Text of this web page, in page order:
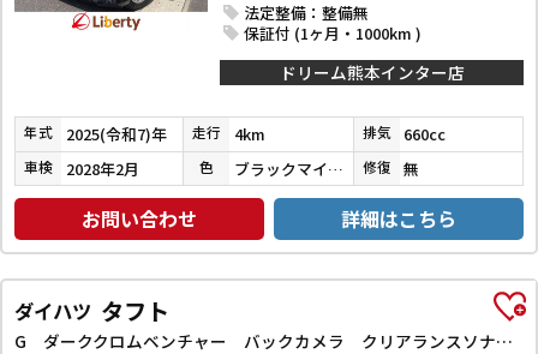
法定整備：整備無
保証付 (1ヶ月・1000km )
ドリーム熊本インター店
年式 2025(令和7)年 走行 4km 排気 660cc
車検 2028年2月 色 ブラックマイカメタリック 修復 無
お問い合わせ 詳細はこちら
ダイハツ タフト
G ダーククロムベンチャー バックカメラ クリアランスソナー 衝突被害軽減システム LEDヘッドランプ スマートキー アイドリングストップ 電動格納ミラー シートヒーター CVT 盗難防止システム ABS ESC アルミホイール